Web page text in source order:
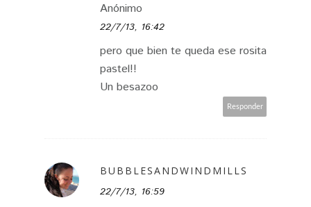
Anónimo
22/7/13, 16:42
pero que bien te queda ese rosita
pastel!!
Un besazoo
Responder
BUBBLESANDWINDMILLS
22/7/13, 16:59